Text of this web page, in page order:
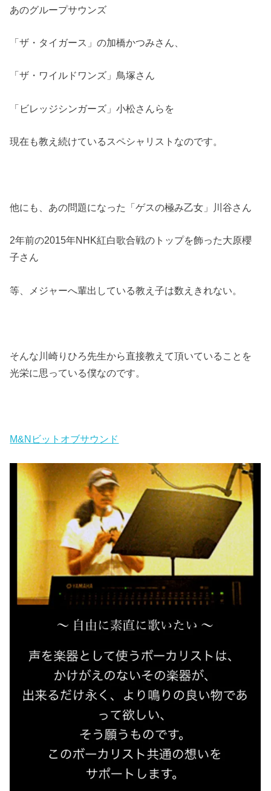
あのグループサウンズ
「ザ・タイガース」の加橋かつみさん、
「ザ・ワイルドワンズ」鳥塚さん
「ビレッジシンガーズ」小松さんらを
現在も教え続けているスペシャリストなのです。
他にも、あの問題になった「ゲスの極み乙女」川谷さん
2年前の2015年NHK紅白歌合戦のトップを飾った大原櫻
子さん
等、メジャーへ輩出している教え子は数えきれない。
そんな川崎りひろ先生から直接教えて頂いていることを
光栄に思っている僕なのです。
M&Nビットオブサウンド